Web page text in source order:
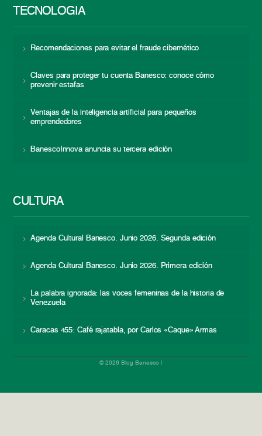
TECNOLOGÍA
Recomendaciones para evitar el fraude cibernético
Claves para proteger tu cuenta Banesco: conoce cómo
prevenir estafas
Ventajas de la inteligencia artificial para pequeños
emprendedores
BanescoInnova anuncia su tercera edición
CULTURA
Agenda Cultural Banesco. Junio 2026. Segunda edición
Agenda Cultural Banesco. Junio 2026. Primera edición
La palabra ignorada: las voces femeninas de la historia de
Venezuela
Caracas 455: Café rajatabla, por Carlos «Caque» Armas
© 2026 Blog Banesco |